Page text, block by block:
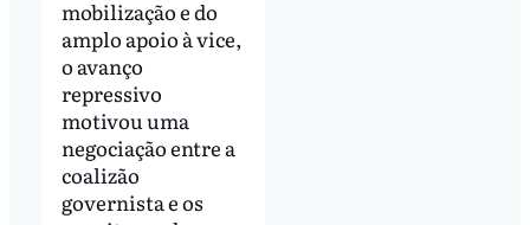
mobilização e do
amplo apoio à vice,
o avanço
repressivo
motivou uma
negociação entre a
coalizão
governista e os